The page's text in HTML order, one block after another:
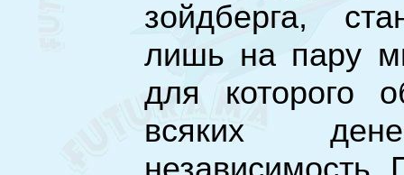
зойдберга,
лишь на пару
для которого
всяких